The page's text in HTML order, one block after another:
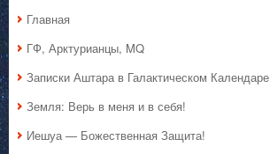
Главная
ГФ, Арктурианцы, MQ
Записки Аштара в Галактическом Календаре
Земля: Верь в меня и в себя!
Иешуа — Божественная Защита!